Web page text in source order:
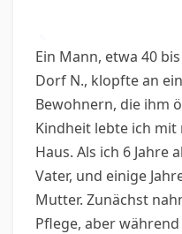
Ein Mann, etwa 40
Dorf N., klopfte an
Bewohnern, die ihm
Kindheit lebte ich mit
Haus. Als ich 6 Jahre
Vater, und einige
Mutter. Zunächst
Pflege, aber